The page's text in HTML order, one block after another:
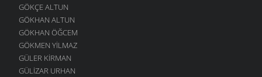
GÖKÇE ALTUN
GÖKHAN ALTUN
GÖKHAN ÖĞCEM
GÖKMEN YILMAZ
GÜLER KIRMAN
GÜLIZAR URHAN